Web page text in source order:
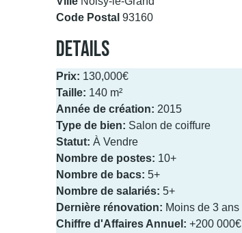
Code Postal 93160
Details
Prix: 130,000€
Taille: 140 m²
Année de création: 2015
Type de bien: Salon de coiffure
Statut: À Vendre
Nombre de postes: 10+
Nombre de bacs: 5+
Nombre de salariés: 5+
Dernière rénovation: Moins de 3 ans
Chiffre d'Affaires Annuel: +200 000€